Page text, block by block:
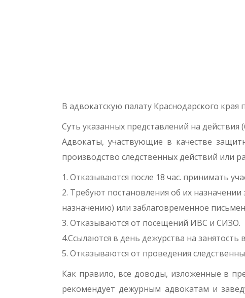
В адвокатскую палату Краснодарского края
Суть указанных представлений на
Адвокаты, участвующие в качестве
производство следственных действий или
1. Отказываются после 18 час. принимать
2. Требуют постановления об их
назначению) или заблаговременное
3. Отказываются от посещений ИВС и СИЗО.
4.Ссылаются в день дежурства на занятость
5. Отказываются от проведения
Как правило, все доводы, изложенные в
рекомендует дежурным адвокатам и